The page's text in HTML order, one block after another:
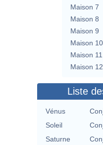
Maison 7
Maison 8
Maison 9
Maison 10
Maison 11
Maison 12
Liste
Vénus
Soleil
Saturne